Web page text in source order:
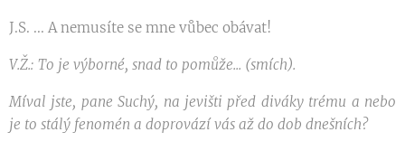
J.S. ... A nemusíte se mne vůbec obávat!
V.Ž.: To je výborné, snad to pomůže... (smích).
Míval jste, pane Suchý, na jevišti před diváky trému a nebo
je to stálý fenomén a doprovází vás až do dob dnešních?